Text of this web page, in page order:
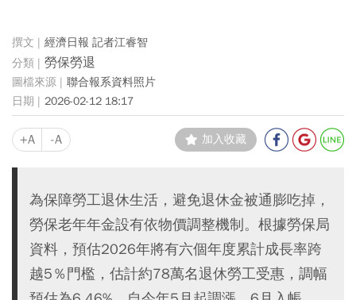
經濟日報 記者江睿智
勞保勞退
聯合報系資料照片
2026-02-12 18:17
+A -A 加入收藏
為保障勞工退休生活，避免退休金被通膨吃掉，
勞保老年年金設有依物價調整機制。根據勞保局
資料，預估2026年將有六個年度累計成長率跨
越5％門檻，估計約78萬名退休勞工受惠，調幅